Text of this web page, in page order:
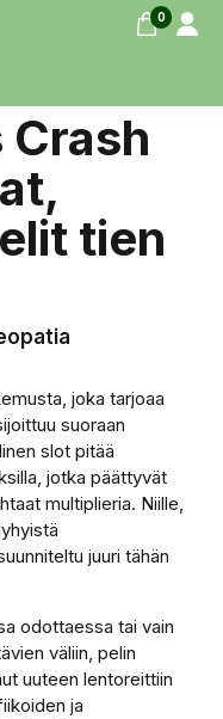
0
tien
joka tarjoaa
suoraan
slot pitää
jotka päättyvät
multiplieria. Niille,
juuri tähän
odottaessa tai vain
väliin, pelin
uuteen lentoreittiin
ja